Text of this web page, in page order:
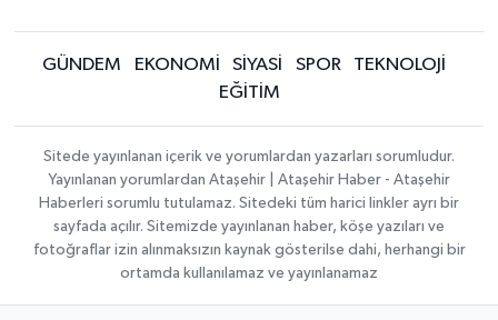
GÜNDEM EKONOMİ SİYASİ SPOR
TEKNOLOJİ
EĞİTİM
Sitede yayınlanan içerik ve yorumlardan yazarları sorumludur.
Yayınlanan yorumlardan Ataşehir | Ataşehir Haber - Ataşehir
Haberleri sorumlu tutulamaz. Sitedeki tüm harici linkler ayrı bir
sayfada açılır. Sitemizde yayınlanan haber, köşe yazıları ve
fotoğraflar izin alınmaksızın kaynak gösterilse dahi, herhangi bir
ortamda kullanılamaz ve yayınlanamaz